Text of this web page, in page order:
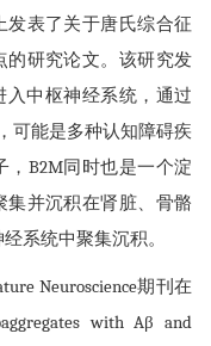
发表了关于唐氏综合征
的研究论文。该研究发
入中枢神经系统，通过
可能是多种认知障碍疾
B2M同时也是一个淀
集并沉积在肾脏、骨骼
系统中聚集沉积。
Neuroscience期刊在
with Aβ and